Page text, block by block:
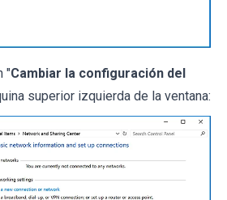
"Cambiar la configuración del
superior izquierda de la ventana: